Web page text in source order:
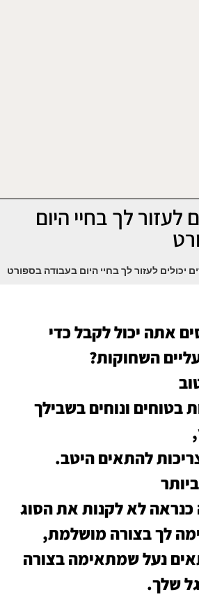
לעזור לך בחיי היום
יכולים לעזור לך בחיי היום בעבודה בספורט
אתה יכול לקבל כדי
השחוקות?
בטוחים ונוחים בשבילך
להתאים היטב.
לא לקנות את הסוג
לך בצורה מושלמת,
נעל שמתאימה בצורה
שלך.